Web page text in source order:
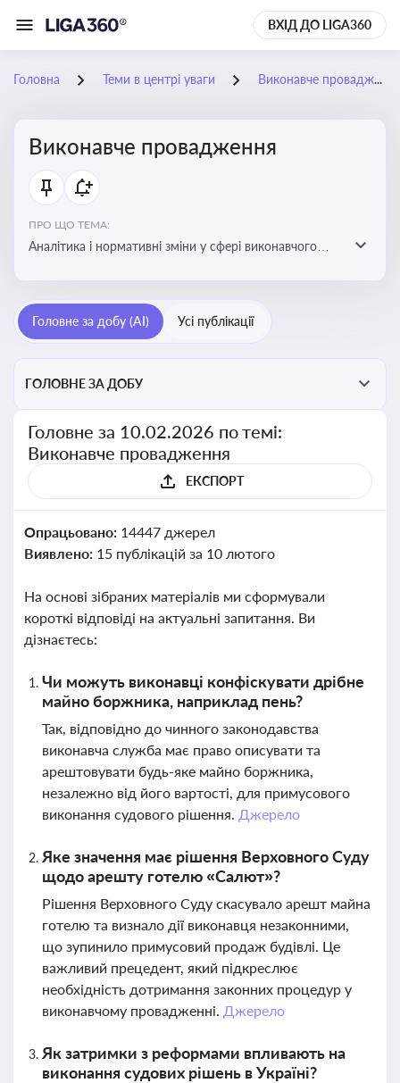
ВХІД ДО LIGA360
Головна Теми в центрі уваги Виконавче провадження
Виконавче провадження
ПРО ЩО ТЕМА:
Аналітика і нормативні зміни у сфері виконавчого
завершенню проваджень, діяльності державних і
приватних виконавців
Головне за добу (AI) Усі публікації
ГОЛОВНЕ ЗА ДОБУ
Головне за 10.02.2026 по темі:
Виконавче провадження
ЕКСПОРТ
Опрацьовано: 14447 джерел
Виявлено: 15 публікацій за 10 лютого
На основі зібраних матеріалів ми сформували
короткі відповіді на актуальні запитання. Ви
дізнаєтесь:
Чи можуть виконавці конфіскувати дрібне
майно боржника, наприклад пень?
Так, відповідно до чинного законодавства
виконавча служба має право описувати та
арештовувати будь-яке майно боржника,
незалежно від його вартості, для примусового
виконання судового рішення. Джерело
Яке значення має рішення Верховного Суду
щодо арешту готелю «Салют»?
Рішення Верховного Суду скасувало арешт майна
готелю та визнало дії виконавця незаконними,
що зупинило примусовий продаж будівлі. Це
важливий прецедент, який підкреслює
необхідність дотримання законних процедур у
виконавчому провадженні. Джерело
Як затримки з реформами впливають на
виконання судових рішень в Україні?